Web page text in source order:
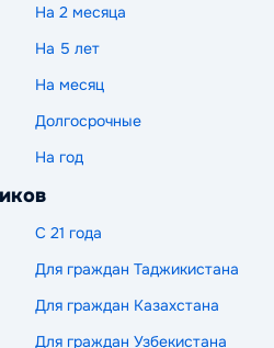
На 2 месяца
На 5 лет
На месяц
Долгосрочные
На год
С 21 года
Для граждан Таджикистана
Для граждан Казахстана
Для граждан Узбекистана